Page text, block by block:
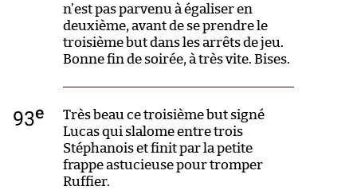
n’est pas parvenu à égaliser en
deuxième, avant de se prendre le
troisième but dans les arrêts de jeu.
Bonne fin de soirée, à très vite. Bises.
93e
Très beau ce troisième but signé
Lucas qui slalome entre trois
Stéphanois et finit par la petite
frappe astucieuse pour tromper
Ruffier.